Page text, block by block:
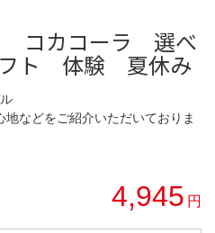
コカコーラ 選べ
フト 体験 夏休み
などをご紹介いただいておりま
4,945 円